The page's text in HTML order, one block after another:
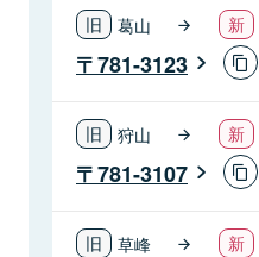
葛山
781-3123
狩山
781-3107
草峰